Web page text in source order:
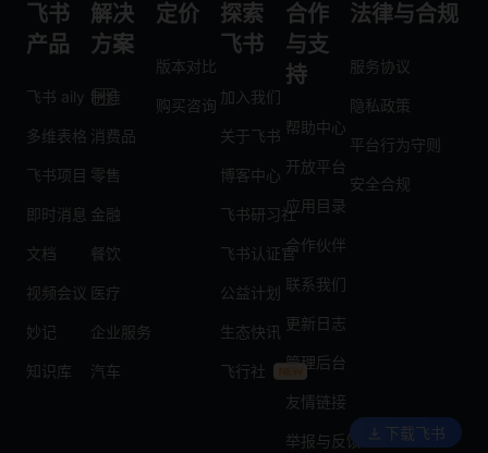
飞书
产品
飞书 aily
多维表格
飞书项目
即时消息
文档
视频会议
妙记
知识库
解决
方案
制造
消费品
零售
金融
餐饮
医疗
企业服务
汽车
定价
版本对比
购买咨询
探索
飞书
加入我们
关于飞书
博客中心
飞书研习社
飞书认证官
公益计划
生态快讯
飞行社
合作
与支
持
帮助中心
开放平台
应用目录
合作伙伴
联系我们
更新日志
管理后台
友情链接
举报与反馈
法律与合规
服务协议
隐私政策
平台行为守则
安全合规
下载飞书